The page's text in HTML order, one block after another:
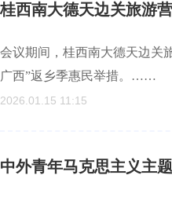
桂西南大德天边关旅游
会议期间，桂西南大德天边关
广西”返乡季惠民举措。……
2026.01.15 11:15
中外青年马克思主义主